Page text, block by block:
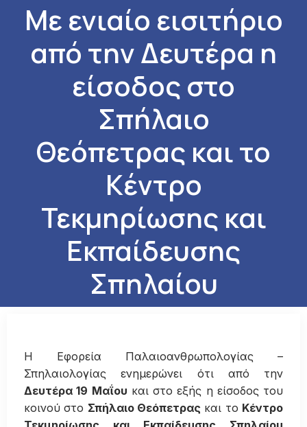
Με ενιαίο εισιτήριο
από την Δευτέρα η
είσοδος στο
Σπήλαιο
Θεόπετρας και το
Κέντρο
Τεκμηρίωσης και
Εκπαίδευσης
Σπηλαίου
Η Εφορεία Παλαιοανθρωπολογίας –
Σπηλαιολογίας ενημερώνει ότι από την
Δευτέρα 19 Μαΐου και στο εξής η είσοδος του
κοινού στο Σπήλαιο Θεόπετρας και το Κέντρο